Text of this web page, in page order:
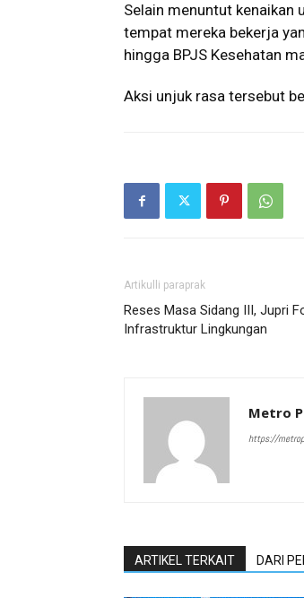
Selain menuntut kenaikan
tempat mereka bekerja
hingga BPJS Kesehatan
Aksi unjuk rasa tersebut
Artikulli paraprak
Reses Masa Sidang III, Jupri
Infrastruktur Lingkungan
Metro
https://
ARTIKEL TERKAIT DARI